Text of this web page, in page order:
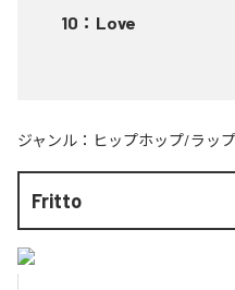
10 ： Love
ジャンル： ヒップホップ/ラップ
Fritto